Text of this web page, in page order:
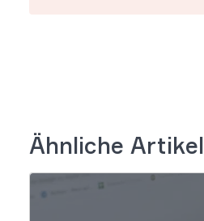
Ähnliche Artikel